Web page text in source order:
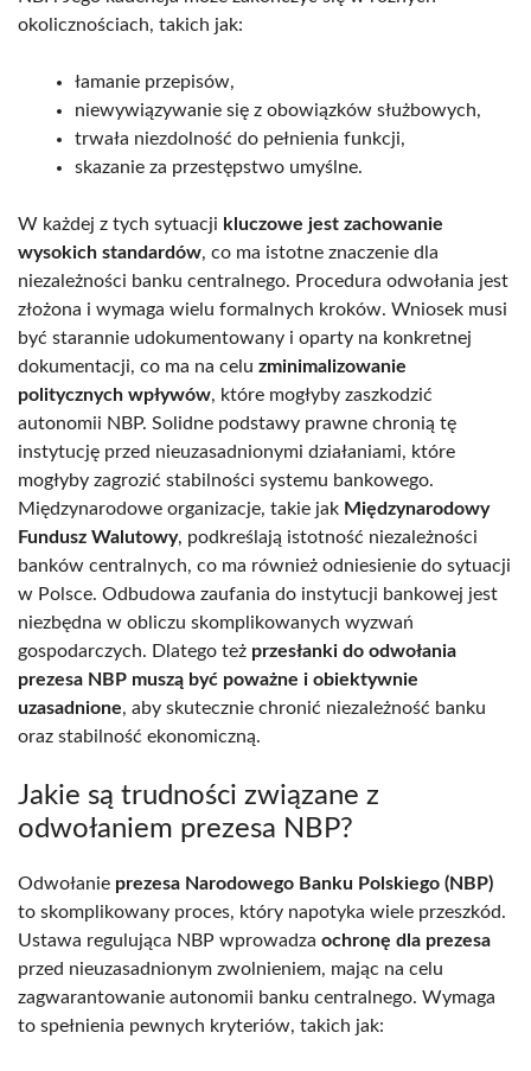
okolicznościach, takich jak:
łamanie przepisów,
niewywiązywanie się z obowiązków służbowych,
trwała niezdolność do pełnienia funkcji,
skazanie za przestępstwo umyślne.
W każdej z tych sytuacji kluczowe jest zachowanie
wysokich standardów, co ma istotne znaczenie dla
niezależności banku centralnego. Procedura odwołania jest
złożona i wymaga wielu formalnych kroków. Wniosek musi
być starannie udokumentowany i oparty na konkretnej
dokumentacji, co ma na celu zminimalizowanie
politycznych wpływów, które mogłyby zaszkodzić
autonomii NBP. Solidne podstawy prawne chronią tę
instytucję przed nieuzasadnionymi działaniami, które
mogłyby zagrozić stabilności systemu bankowego.
Międzynarodowe organizacje, takie jak Międzynarodowy
Fundusz Walutowy, podkreślają istotność niezależności
banków centralnych, co ma również odniesienie do sytuacji
w Polsce. Odbudowa zaufania do instytucji bankowej jest
niezbędna w obliczu skomplikowanych wyzwań
gospodarczych. Dlatego też przesłanki do odwołania
prezesa NBP muszą być poważne i obiektywnie
uzasadnione, aby skutecznie chronić niezależność banku
oraz stabilność ekonomiczną.
Jakie są trudności związane z
odwołaniem prezesa NBP?
Odwołanie prezesa Narodowego Banku Polskiego (NBP)
to skomplikowany proces, który napotyka wiele przeszkód.
Ustawa regulująca NBP wprowadza ochronę dla prezesa
przed nieuzasadnionym zwolnieniem, mając na celu
zagwarantowanie autonomii banku centralnego. Wymaga
to spełnienia pewnych kryteriów, takich jak: